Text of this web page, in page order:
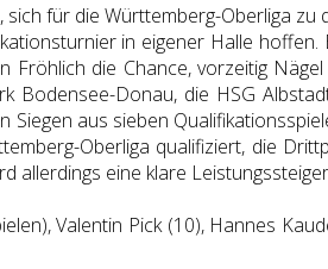
für die Württemberg-Oberliga
in eigener Halle
die Chance, vorzeitig
Donau, die HSG
aus sieben
Oberliga qualifiziert, die
allerdings eine klare
Valentin Pick (10), Hannes